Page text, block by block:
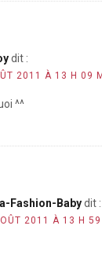
dit :
2011 À 13 H 09
^^
Fashion-Baby dit :
2011 À 13 H 59